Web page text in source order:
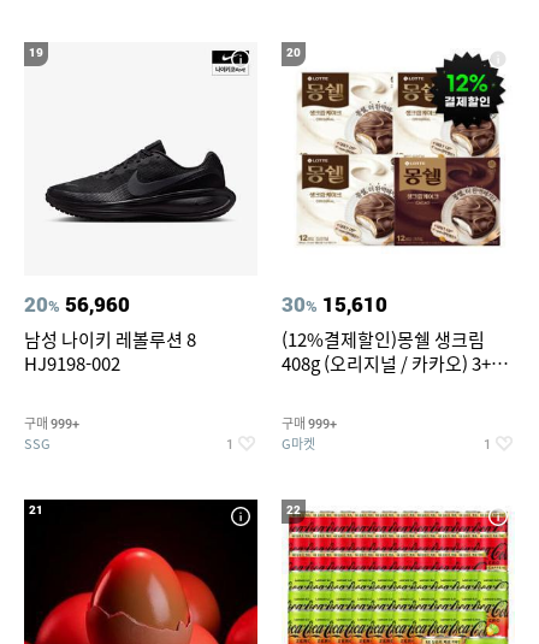
19
20% 56,960
남성 나이키 레볼루션 8
HJ9198-002
구매 999+
SSG 1
20
30% 15,610
(12%결제할인)몽쉘 생크림
408g (오리지널 / 카카오) 3+1
구매 999+
G마켓 1
21 22